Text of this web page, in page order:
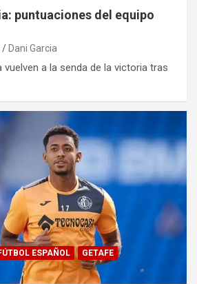
puntuaciones del equipo
Dani Garcia
vuelven a la senda de la victoria tras
ESPAÑOL
GETAFE